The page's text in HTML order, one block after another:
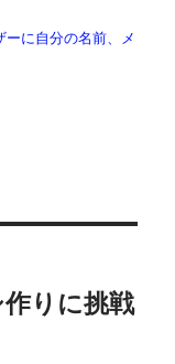
に自分の名前、メ
りに挑戦